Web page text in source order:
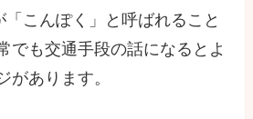
こんぽく」と呼ばれること
でも交通手段の話になるとよ
があります。